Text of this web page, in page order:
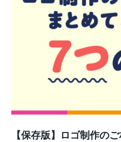
【保存版】ロゴ制作の